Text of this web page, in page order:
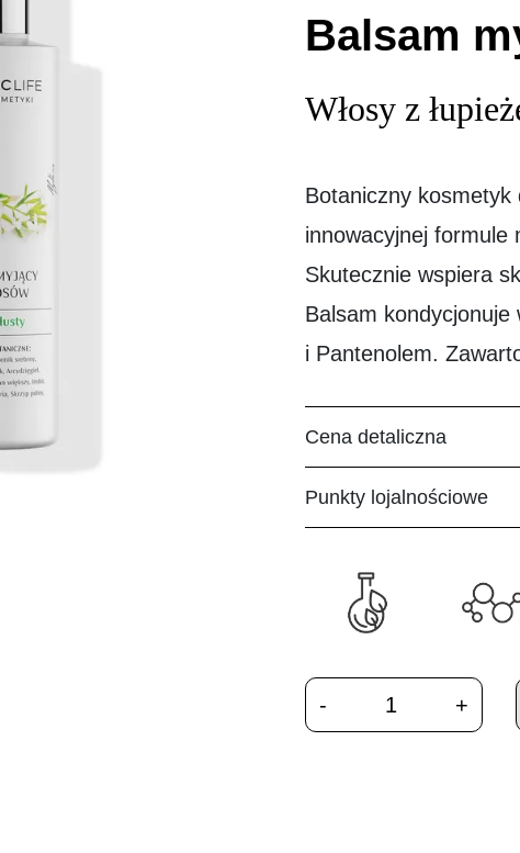
Balsam
Włosy z
Botaniczny kosmetyk
innowacyjnej formule
Skutecznie wspiera
Balsam kondycjonuje
i Pantenolem.
Cena detaliczna
Punkty lojalnościowe